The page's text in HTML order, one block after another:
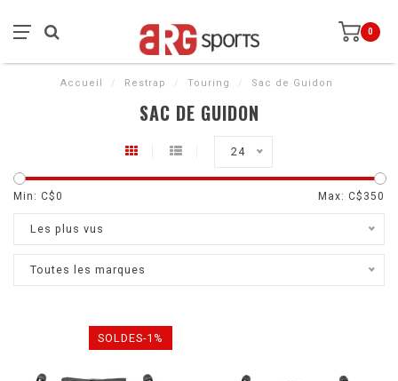
0
Accueil / Restrap / Touring / Sac de Guidon
SAC DE GUIDON
24
Min: C$0 Max: C$ 350
Les plus vus
Toutes les marques
SOLDES-1%